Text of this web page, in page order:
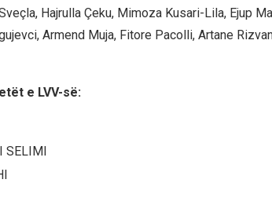
Hajrulla Çeku, Mimoza Kusari-Lila, Ejup
Armend Muja, Fitore Pacolli, Artane
e LVV-së:
SELIMI